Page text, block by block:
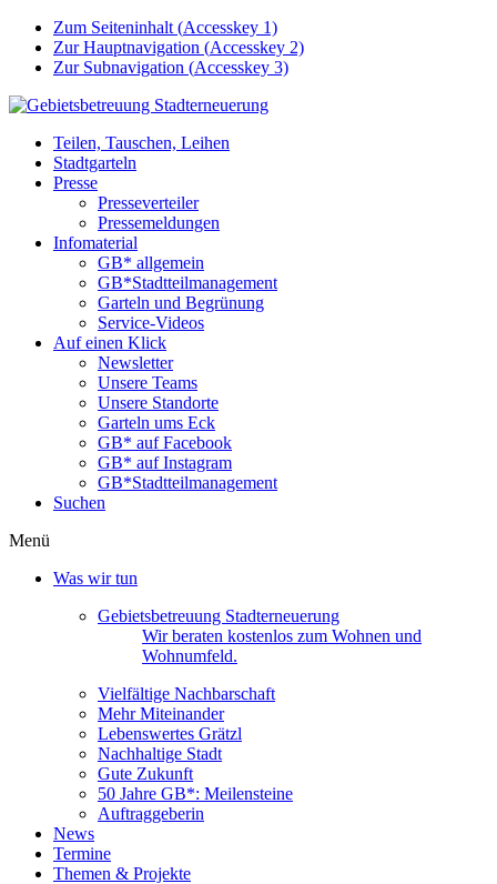
Zum Seiteninhalt (Accesskey 1)
Zur Hauptnavigation (Accesskey 2)
Zur Subnavigation (Accesskey 3)
Teilen, Tauschen, Leihen
Stadtgarteln
Presse
Presseverteiler
Pressemeldungen
Infomaterial
GB* allgemein
GB*Stadtteilmanagement
Garteln und Begrünung
Service-Videos
Auf einen Klick
Newsletter
Unsere Teams
Unsere Standorte
Garteln ums Eck
GB* auf Facebook
GB* auf Instagram
GB*Stadtteilmanagement
Suchen
Menü
Was wir tun
Gebietsbetreuung Stadterneuerung
Wir beraten kostenlos zum Wohnen und
Wohnumfeld.
Vielfältige Nachbarschaft
Mehr Miteinander
Lebenswertes Grätzl
Nachhaltige Stadt
Gute Zukunft
50 Jahre GB*: Meilensteine
Auftraggeberin
News
Termine
Themen & Projekte